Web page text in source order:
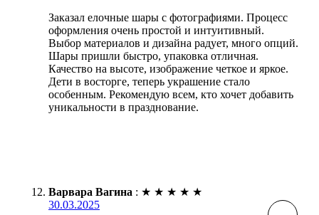
Заказал елочные шары с фотографиями. Процесс
оформления очень простой и интуитивный.
Выбор материалов и дизайна радует, много опций.
Шары пришли быстро, упаковка отличная.
Качество на высоте, изображение четкое и яркое.
Дети в восторге, теперь украшение стало
особенным. Рекомендую всем, кто хочет добавить
уникальности в празднование.
Варвара Вагина : ★ ★ ★ ★ ★
30.03.2025